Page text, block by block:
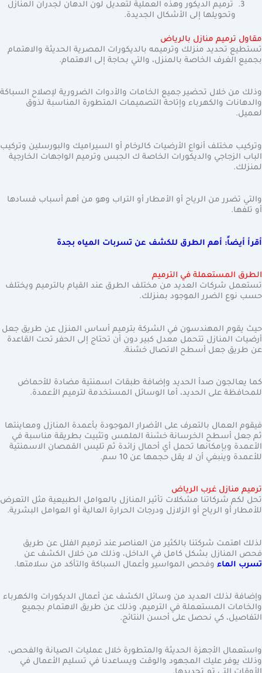
ترميم الديكور وهذه العملية لتعديل لون الدهان لجدران المنازل
وتحويلها إلى الأشكال الجديدة.
مقاول ترميم منازل بالرياض
تستطيع تحديد منزلك وترميمه بالديكورات المصرية الحديثة والاهتمام
بجميع الغرف الخاصة بالمنزل، والتي بحاجة إلى الاهتمام.
وذلك من خلال تحضير جميع الخامات والأدوات الضرورية لإصلاح السباكة
والدهانات والكهرباء وإتاحة التصميمات المتطورة المناسبة لذوق
لعميل.
وتركيب مختلف أنواع الأرضيات كالرخام أو السيراميك والبورسلين وتركيب
الباب الزجاجي والديكورات الخاصة ك الجبس وترميم الواجهات الخارجية
لمنزلك.
والتي تضرر من الرياح أو الأمطار أو التراب وهو من أهم أسباب فسادها
أو تلفها.
أقرأ أيضاً: أهم الطرق للكشف عن تسربات المياه بجدة
الطرق المستعملة في الترميم
تستعمل شركات العديد من مختلف الطرق عند القيام بالترميم ويختلف
حسب نوع الضرر الموجود بمنزلك.
حيث يقوم المهندسون في الشركة بترميم أساس المنزل عن طريق جعل
أرضيات المنازل تتحمل معدل كبير دون أن تحتاج إلى الحفر تحت القاعدة
عن طريق جعل أسطح الاتصال خشنة.
كما يعالجون صدأ الحديد وإضافة طبقات اسمنتية مضادة للأحماض
للمحافظة على الحديد، أما الوسائل المستخدمة لترميم الأعمدة.
فيقوم العمال بالتعرف على الأضرار الموجودة بأعمدة المنازل ومعاينتها
ثم جعل أسطح الخرسانة خشنة الملمس وتثبيت بطريقة مناسبة في
الأعمدة وبإمكانها تحمل أي أحمال زائدة ثم تليس القمصان الاسمنتية
للأعمدة وينبغي أن لا يقل حجمها عن 10 سم.
ترميم منازل غرب الرياض
تحل لكم شركاتنا مشكلات تأثير المنازل بالعوامل الطبيعية مثل التعرض
للأمطار أو الرياح أو الزلازل ودرجات الحرارة العالية أو العوامل البشرية.
لذلك اهتمت شركتنا بالكثير من العناصر عند ترميم الفلل عن طريق
فحص المنازل بشكل كامل في الداخل، وذلك من خلال الكشف عن
تسرب الماء وفحص المواسير وأعمال السباكة والتأكد من سلامتها.
وإضافة لذلك العديد من وسائل الكشف عن أعمال الديكورات والكهرباء
والخامات المستعملة في الترميم، وذلك عن طريق الاهتمام بجميع
التفاصيل، كي نحصل على أحسن النتائج.
واستعمال الأجهزة الحديثة والمتطورة خلال عمليات الصيانة والفحص،
وذلك يوفر عليك المجهود والوقت ويساعدنا في تسليم الأعمال في